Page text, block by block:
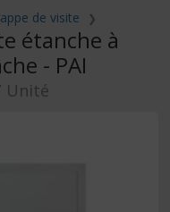
de visite
étanche à
- PAI
Unité